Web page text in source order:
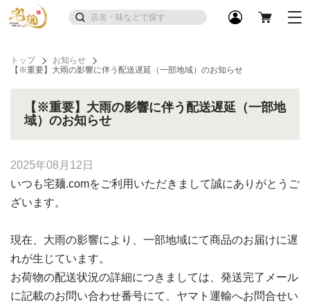
トップ
お知らせ
【※重要】大雨の影響に伴う配送遅延（一部地域）のお知らせ
【※重要】大雨の影響に伴う配送遅延（一部地
域）のお知らせ
2025年08月12日
いつも宅麺.comをご利用いただきまして誠にありがとうご
ざいます。
現在、大雨の影響により、一部地域にて商品のお届けに遅
れが生じています。
お荷物の配送状況の詳細につきましては、発送完了メール
に記載のお問い合わせ番号にて、ヤマト運輸へお問合せい